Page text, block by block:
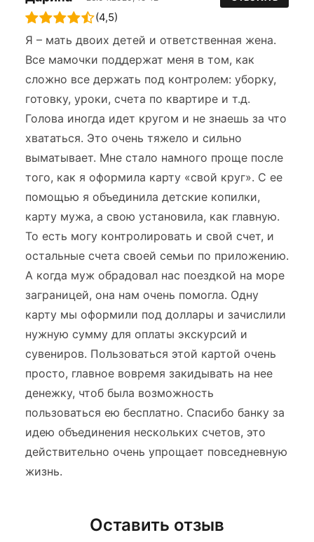
(4,5)
Я – мать двоих детей и ответственная жена.
Все мамочки поддержат меня в том, как
сложно все держать под контролем: уборку,
готовку, уроки, счета по квартире и т.д.
Голова иногда идет кругом и не знаешь за что
хвататься. Это очень тяжело и сильно
выматывает. Мне стало намного проще после
того, как я оформила карту «свой круг». С ее
помощью я объединила детские копилки,
карту мужа, а свою установила, как главную.
То есть могу контролировать и свой счет, и
остальные счета своей семьи по приложению.
А когда муж обрадовал нас поездкой на море
заграницей, она нам очень помогла. Одну
карту мы оформили под доллары и зачислили
нужную сумму для оплаты экскурсий и
сувениров. Пользоваться этой картой очень
просто, главное вовремя закидывать на нее
денежку, чтоб была возможность
пользоваться ею бесплатно. Спасибо банку за
идею объединения нескольких счетов, это
действительно очень упрощает повседневную
жизнь.
Оставить отзыв